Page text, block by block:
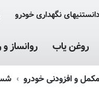
دانستنیهای نگهداری خودرو
روغن یاب روانساز
مکمل و افزودنی خودرو